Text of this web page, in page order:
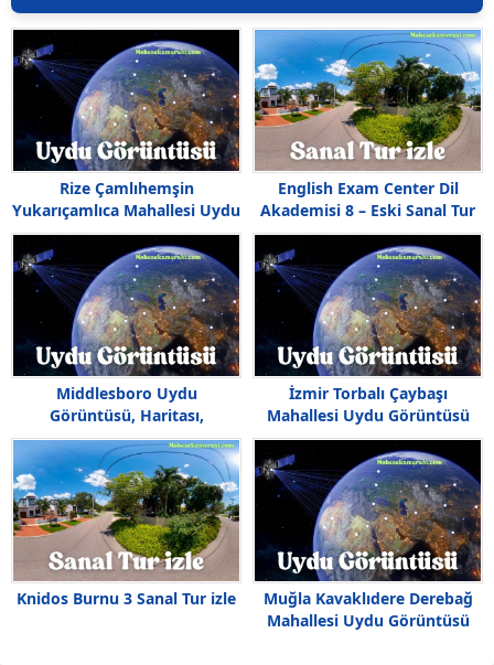
Rize Çamlıhemşin
Yukarıçamlıca Mahallesi Uydu
Görüntüsü
English Exam Center Dil
Akademisi 8 – Eski Sanal Tur
izle
Middlesboro Uydu
Görüntüsü, Haritası,
Kentucky, Amerika
İzmir Torbalı Çaybaşı
Mahallesi Uydu Görüntüsü
Knidos Burnu 3 Sanal Tur izle
Muğla Kavaklıdere Derebağ
Mahallesi Uydu Görüntüsü